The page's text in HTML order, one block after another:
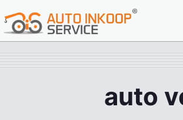
auto